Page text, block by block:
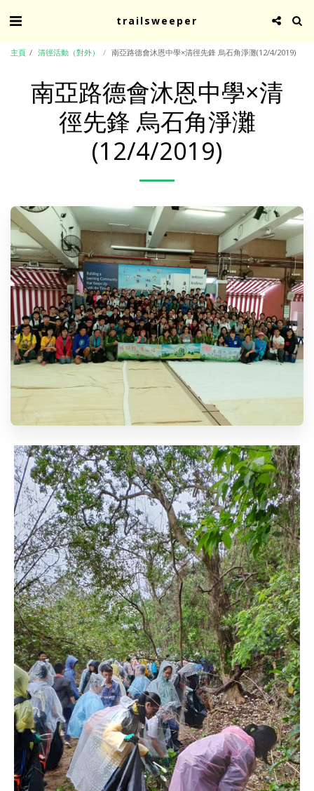
trailsweeper
主頁 清徑活動（對外） 南亞路德會沐恩中學×清徑先鋒 烏石角淨灘(12/4/2019)
南亞路德會沐恩中學×清
徑先鋒 烏石角淨灘
(12/4/2019)